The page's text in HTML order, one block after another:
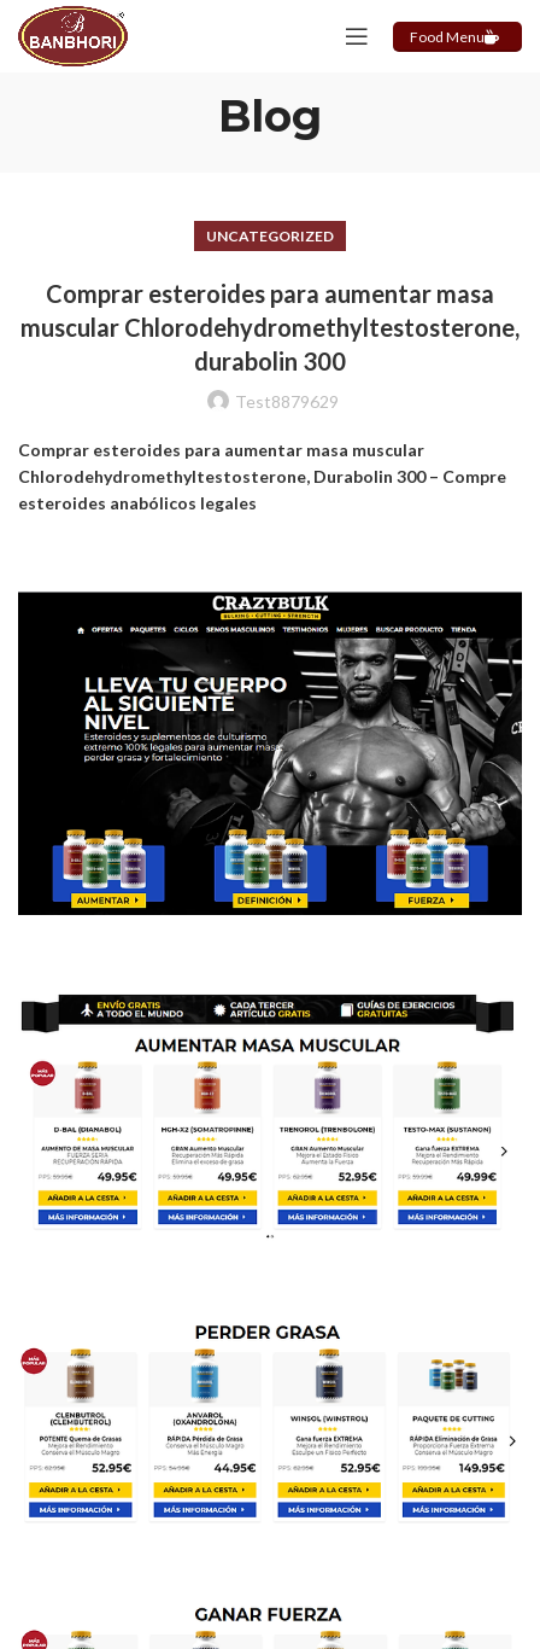
Food Menu
Blog
UNCATEGORIZED
Comprar esteroides para aumentar masa
muscular Chlorodehydromethyltestosterone,
durabolin 300
Test8879629
Comprar esteroides para aumentar masa muscular
Chlorodehydromethyltestosterone, Durabolin 300 – Compre
esteroides anabólicos legales